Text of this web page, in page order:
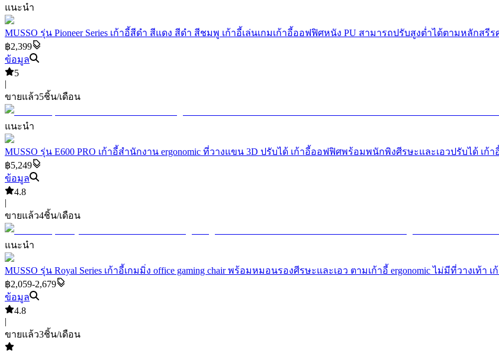
แนะนำ
MUSSO รุ่น Pioneer Series เก้าอี้สีดำ สีแดง สีดำ สีชมพู เก้าอี้เล่นเกมเก้าอี้ออฟฟิศหนัง PU สามารถปรับสูงต่ำได้ตามหลักสรี
฿2,399
ข้อมูล
5
|
ขายแล้ว5ชิ้น/เดือน
แนะนำ
MUSSO รุ่น E600 PRO เก้าอี้สำนักงาน ergonomic ที่วางแขน 3D ปรับได้ เก้าอี้ออฟฟิศพร้อมพนักพิงศีรษะและเอวปรับได้ เก้
฿5,249
ข้อมูล
4.8
|
ขายแล้ว4ชิ้น/เดือน
แนะนำ
MUSSO รุ่น Royal Series เก้าอี้เกมมิ่ง office gaming chair พร้อมหมอนรองศีรษะและเอว ตามเก้าอี้ ergonomic ไม่มีที่วางเท้า
฿2,059-2,679
ข้อมูล
4.8
|
ขายแล้ว3ชิ้น/เดือน